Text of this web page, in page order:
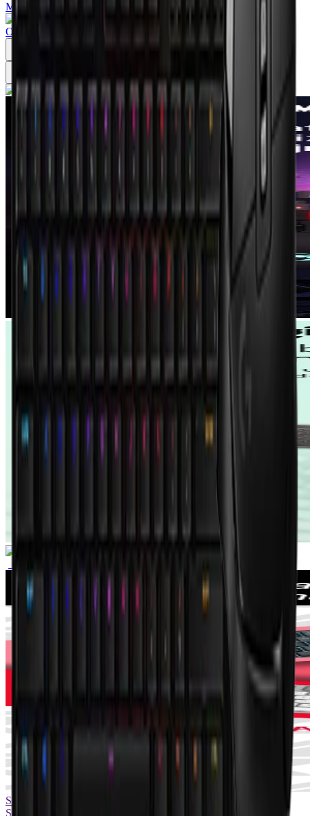
Mikrofoni
Ostali adapteri i kablovi
Saznaj više
Saznaj više